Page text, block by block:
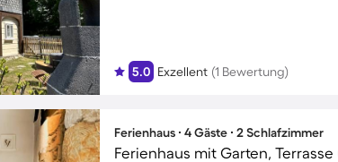
5.0 Exzellent (1 Bewertung)
Ferienhaus ∙ 4 Gäste ∙ 2 Schlafzimmer
Ferienhaus mit Garten,